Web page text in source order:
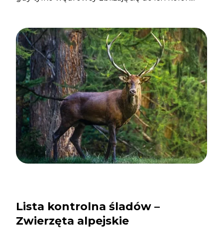
Lista kontrolna śladów –
Zwierzęta alpejskie